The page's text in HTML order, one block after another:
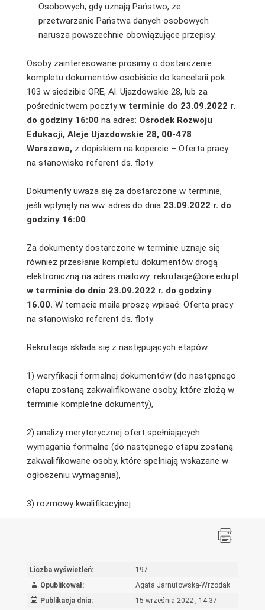
Osobowych, gdy uznają Państwo, że
przetwarzanie Państwa danych osobowych
narusza powszechnie obowiązujące przepisy.
Osoby zainteresowane prosimy o dostarczenie
kompletu dokumentów osobiście do kancelarii pok.
103 w siedzibie ORE, Al. Ujazdowskie 28, lub za
pośrednictwem pocztyw terminie do 23.09.2022 r.
do godziny 16:00 na adres: Ośrodek Rozwoju
Edukacji, Aleje Ujazdowskie 28, 00-478
Warszawa, z dopiskiem na kopercie – Oferta pracy
na stanowisko referent ds. floty
Dokumenty uważa się za dostarczone w terminie,
jeśli wpłynęły na ww. adres do dnia 23.09.2022 r. do
godziny 16:00
Za dokumenty dostarczone w terminie uznaje się
również przesłanie kompletu dokumentów drogą
elektroniczną na adres mailowy: rekrutacje@ore.edu.pl
w terminie do dnia 23.09.2022 r. do godziny
16.00. W temacie maila proszę wpisać: Oferta pracy
na stanowisko referent ds. floty
Rekrutacja składa się z następujących etapów:
1) weryfikacji formalnej dokumentów (do następnego
etapu zostaną zakwalifikowane osoby, które złożą w
terminie kompletne dokumenty),
2) analizy merytorycznej ofert spełniających
wymagania formalne (do następnego etapu zostaną
zakwalifikowane osoby, które spełniają wskazane w
ogłoszeniu wymagania),
3) rozmowy kwalifikacyjnej
Liczba wyświetleń:
197
Opublikował:
Agata Jarnutowska-Wrzodak
Publikacja dnia:
15 września 2022 , 14:37